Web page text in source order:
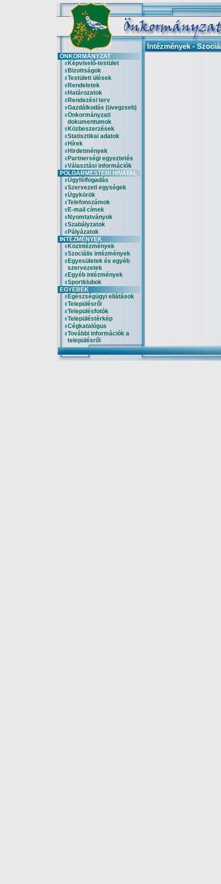
Intézmények -
ÖNKORMÁNYZAT
Képviselő-testület
Bizottságok
Testületi ülések
Rendeletek
Határozatok
Rendezési terv
Gazdálkodás (üvegzseb)
Önkormányzati
dokumentumok
Közbeszerzések
Statisztikai adatok
Hírek
Hirdetmények
Partnerségi egyeztetés
Választási információk
POLGÁRMESTERI HIVATAL
Ügyfélfogadás
Szervezeti egységek
Ügykörök
Telefonszámok
E-mail címek
Nyomtatványok
Szabályzatok
Pályázatok
INTÉZMÉNYEK
Közintézmények
Szociális intézmények
Egyesületek és egyéb
szervezetek
Egyéb intézmények
Sportklubok
EGYEBEK
Egészségügyi ellátások
Településről
Településfotók
Településtérkép
Cégkatalógus
További információk a
településről